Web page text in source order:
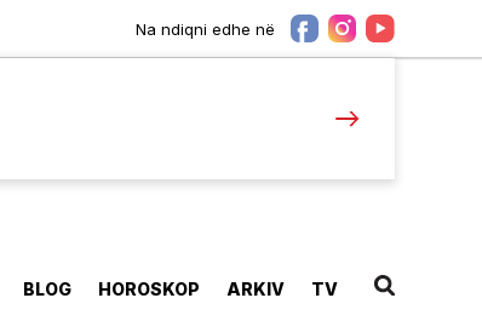
Na ndiqni edhe në
BLOG HOROSKOP ARKIV TV